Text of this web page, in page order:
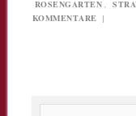
ROSENGARTEN
KOMMENTARE |